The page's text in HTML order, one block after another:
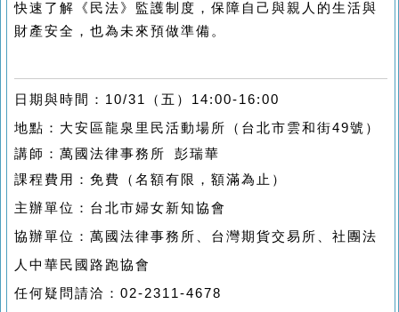
快速了解《民法》監護制度，保障自己與親人的生活與
財產安全，也為未來預做準備。
日期與時間：10/31（五）14:00-16:00
地點： 大安區龍泉里民活動場所（台北市雲和街49號）
講師： 萬國法律事務所 彭瑞華
課程費用：免費（名額有限，額滿為止）
主辦單位：台北市婦女新知協會
協辦單位：萬國法律事務所、台灣期貨交易所、社團法
人中華民國路跑協會
任何疑問請洽：02-2311-4678